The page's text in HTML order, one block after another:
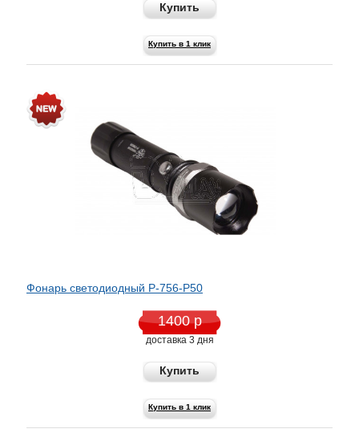
Купить
Купить в 1 клик
Фонарь светодиодный P-756-P50
1400 р
доставка 3 дня
Купить
Купить в 1 клик